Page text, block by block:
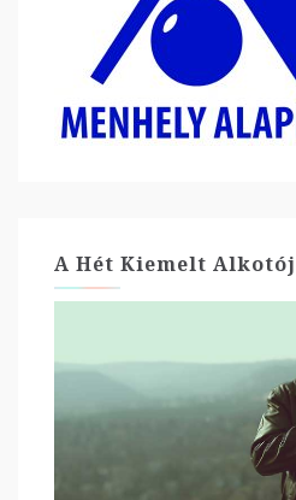
A Hét Kiemelt